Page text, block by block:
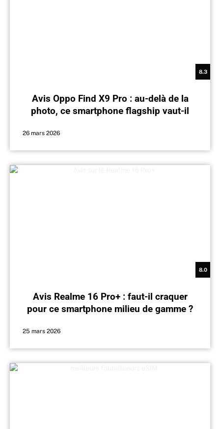
8.3
Avis Oppo Find X9 Pro : au-delà de la
photo, ce smartphone flagship vaut-il
26 mars 2026
8.0
Avis Realme 16 Pro+ : faut-il craquer
pour ce smartphone milieu de gamme ?
25 mars 2026